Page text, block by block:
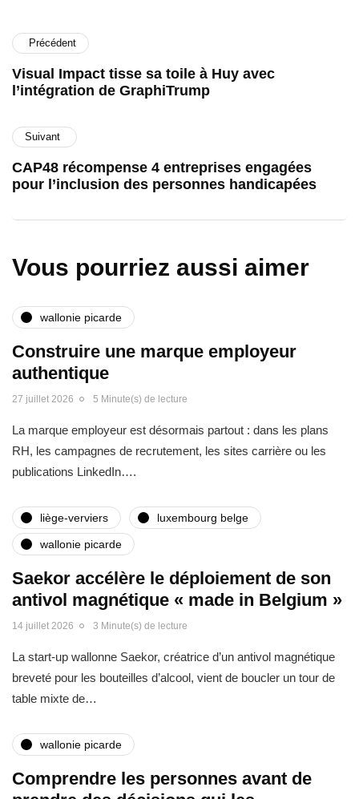
Précédent
Visual Impact tisse sa toile à Huy avec
l’intégration de GraphiTrump
Suivant
CAP48 récompense 4 entreprises engagées
pour l’inclusion des personnes handicapées
Vous pourriez aussi aimer
wallonie picarde
Construire une marque employeur
authentique
27 juillet 2026 5 Minute(s) de lecture
La marque employeur est désormais partout : dans les plans
RH, les campagnes de recrutement, les sites carrière ou les
publications LinkedIn….
liège-verviers luxembourg belge
wallonie picarde
Saekor accélère le déploiement de son
antivol magnétique « made in Belgium »
14 juillet 2026 3 Minute(s) de lecture
La start-up wallonne Saekor, créatrice d’un antivol magnétique
breveté pour les bouteilles d’alcool, vient de boucler un tour de
table mixte de…
wallonie picarde
Comprendre les personnes avant de